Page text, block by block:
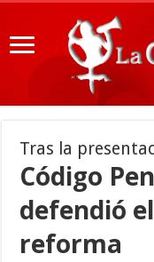
Tras la
Código
defendió
reforma